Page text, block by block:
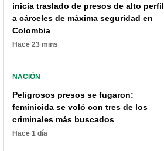
inicia traslado de presos de alto perfil
a cárceles de máxima seguridad en
Colombia
Hace 23 mins
NACIÓN
Peligrosos presos se fugaron:
feminicida se voló con tres de los
criminales más buscados
Hace 1 día